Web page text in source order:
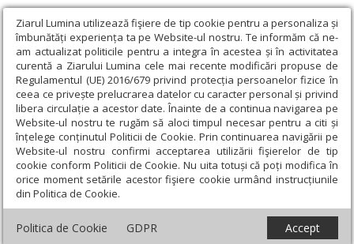
Ziarul Lumina utilizează fişiere de tip cookie pentru a personaliza și
îmbunătăți experiența ta pe Website-ul nostru. Te informăm că ne-
am actualizat politicile pentru a integra în acestea și în activitatea
curentă a Ziarului Lumina cele mai recente modificări propuse de
Regulamentul (UE) 2016/679 privind protecția persoanelor fizice în
ceea ce privește prelucrarea datelor cu caracter personal și privind
libera circulație a acestor date. Înainte de a continua navigarea pe
Website-ul nostru te rugăm să aloci timpul necesar pentru a citi și
înțelege conținutul Politicii de Cookie. Prin continuarea navigării pe
Website-ul nostru confirmi acceptarea utilizării fişierelor de tip
cookie conform Politicii de Cookie. Nu uita totuși că poți modifica în
orice moment setările acestor fişiere cookie urmând instrucțiunile
din Politica de Cookie.
Politica de Cookie GDPR Accept
Ziarul Lumina › Societate › Actualitate socială › Cursuri de
alfabetizare pentru beneficiarii venitului minim garantat
Cursuri de alfabetizare pentru beneficiarii
venitului minim garantat